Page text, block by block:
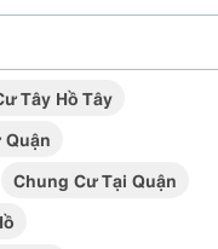
Tây Hồ Tây
Chung Cư Tại Quận